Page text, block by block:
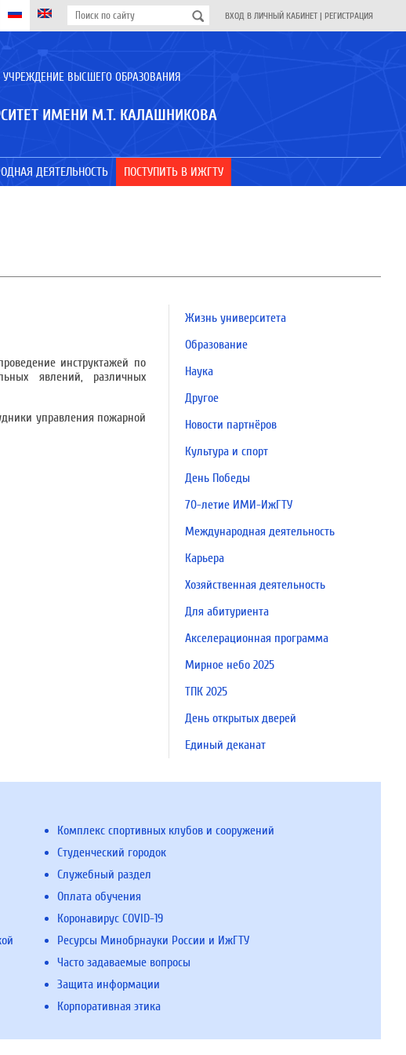
ВХОД В ЛИЧНЫЙ КАБИНЕТ | РЕГИСТРАЦИЯ
УЧРЕЖДЕНИЕ ВЫСШЕГО ОБРАЗОВАНИЯ
ИМЕНИ М.Т. КАЛАШНИКОВА
ДЕЯТЕЛЬНОСТЬ ПОСТУПИТЬ В ИЖГТУ
инструктажей по
явлений, различных
управления пожарной
Жизнь университета
Образование
Наука
Другое
Новости партнёров
Культура и спорт
День Победы
70-летие ИМИ-ИжГТУ
Международная деятельность
Карьера
Хозяйственная деятельность
Для абитуриента
Акселерационная программа
Мирное небо 2025
ТПК 2025
День открытых дверей
Единый деканат
Комплекс спортивных клубов и сооружений
Студенческий городок
Служебный раздел
Оплата обучения
Коронавирус COVID-19
Ресурсы Минобрнауки России и ИжГТУ
Часто задаваемые вопросы
Защита информации
Корпоративная этика